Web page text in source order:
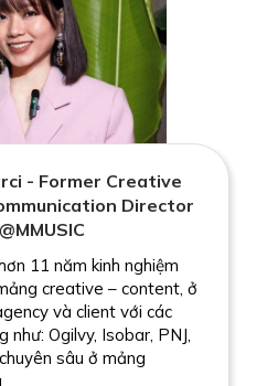
11 năm kinh nghiệm
creative – content, ở
và client với các
như: Ogilvy, Isobar, PNJ,
sâu ở mảng
- Former Creative
Director
@MMUSIC